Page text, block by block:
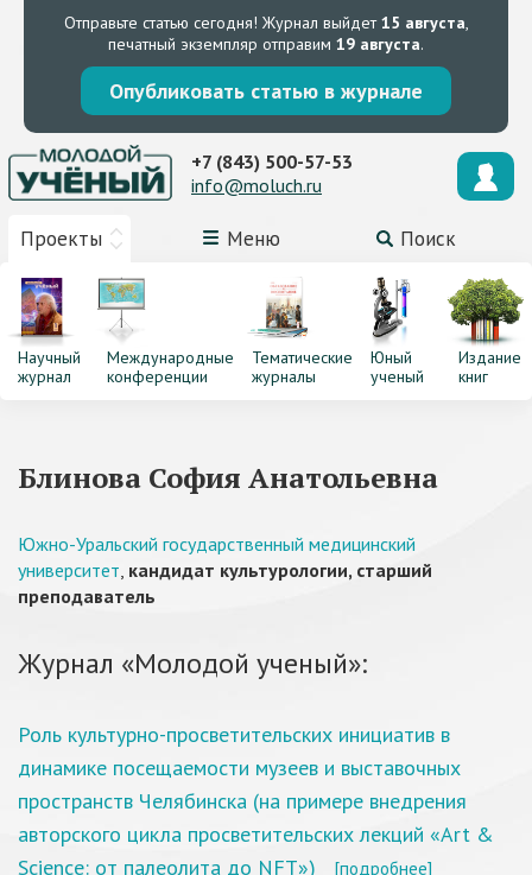
Отправьте статью сегодня! Журнал выйдет15 августа,
печатный экземпляр отправим 19 августа.
Опубликовать статью в журнале
Проекты Меню Поиск
+7 (843) 500-57-53
info@moluch.ru
Научный
журнал
Международные
конференции
Тематические
журналы
Юный
ученый
Издание
книг
Блинова София Анатольевна
Южно-Уральский государственный медицинский
университет, кандидат культурологии, старший
преподаватель
Журнал «Молодой ученый»:
Роль культурно-просветительских инициатив в
динамике посещаемости музеев и выставочных
пространств Челябинска (на примере внедрения
авторского цикла просветительских лекций «Art &
Science: от палеолита до NFT»)
[подробнее]